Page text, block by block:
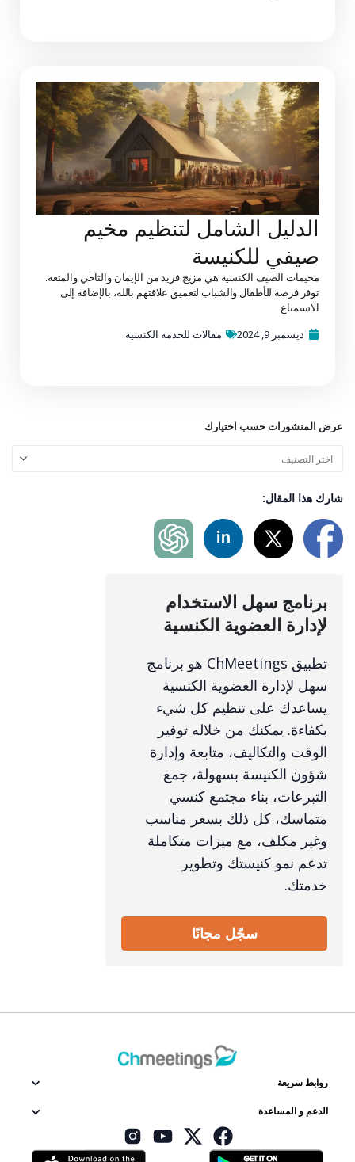
الدليل الشامل لتنظيم مخيم
صيفي للكنيسة
مخيمات الصيف الكنسية هي مزيج فريد من الإيمان والتآخي والمتعة.
توفر فرصة للأطفال والشباب لتعميق علاقتهم بالله، بالإضافة إلى
الاستمتاع
ديسمبر 9, 2024
مقالات للخدمة الكنسية
عرض المنشورات حسب اختيارك
شارك هذا المقال:
برنامج سهل الاستخدام
لإدارة العضوية الكنسية
تطبيق ChMeetings هو برنامج
سهل لإدارة العضوية الكنسية
يساعدك على تنظيم كل شيء
بكفاءة. يمكنك من خلاله توفير
الوقت والتكاليف، متابعة وإدارة
شؤون الكنيسة بسهولة، جمع
التبرعات، بناء مجتمع كنسي
متماسك، كل ذلك بسعر مناسب
وغير مكلف، مع ميزات متكاملة
تدعم نمو كنيستك وتطوير
خدمتك.
سجّل مجانًا
روابط سريعة
الدعم و المساعدة